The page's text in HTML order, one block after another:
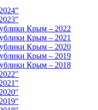
Крым – 2022
Крым – 2021
Крым – 2020
Крым – 2019
Крым – 2018